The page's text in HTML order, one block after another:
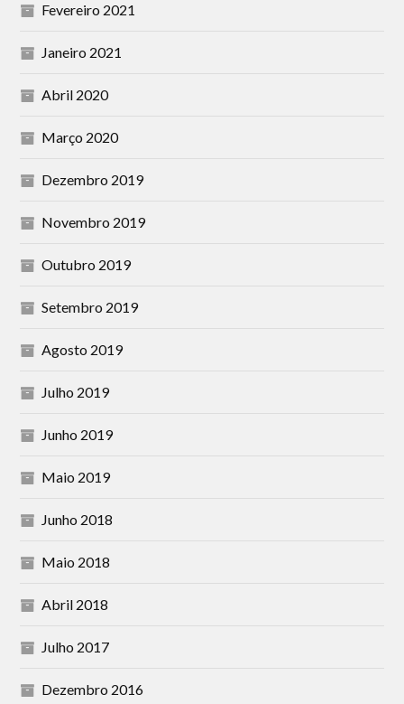
Fevereiro 2021
Janeiro 2021
Abril 2020
Março 2020
Dezembro 2019
Novembro 2019
Outubro 2019
Setembro 2019
Agosto 2019
Julho 2019
Junho 2019
Maio 2019
Junho 2018
Maio 2018
Abril 2018
Julho 2017
Dezembro 2016